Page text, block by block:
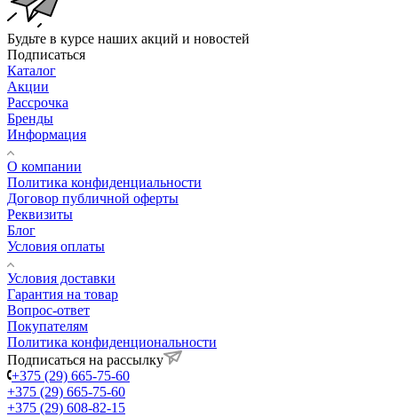
Будьте в курсе наших акций и новостей
Подписаться
Каталог
Акции
Рассрочка
Бренды
Информация
О компании
Политика конфиденциальности
Договор публичной оферты
Реквизиты
Блог
Условия оплаты
Условия доставки
Гарантия на товар
Вопрос-ответ
Покупателям
Политика конфиденциональности
Подписаться на рассылку
+375 (29) 665-75-60
+375 (29) 665-75-60
+375 (29) 608-82-15